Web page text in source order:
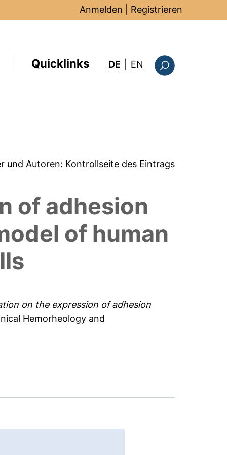
Anmelden Registrieren
Quicklinks DE EN : this page in
und Autoren: Kontrollseite des Eintrags
of adhesion
of human
on the expression of adhesion
Hemorheology and